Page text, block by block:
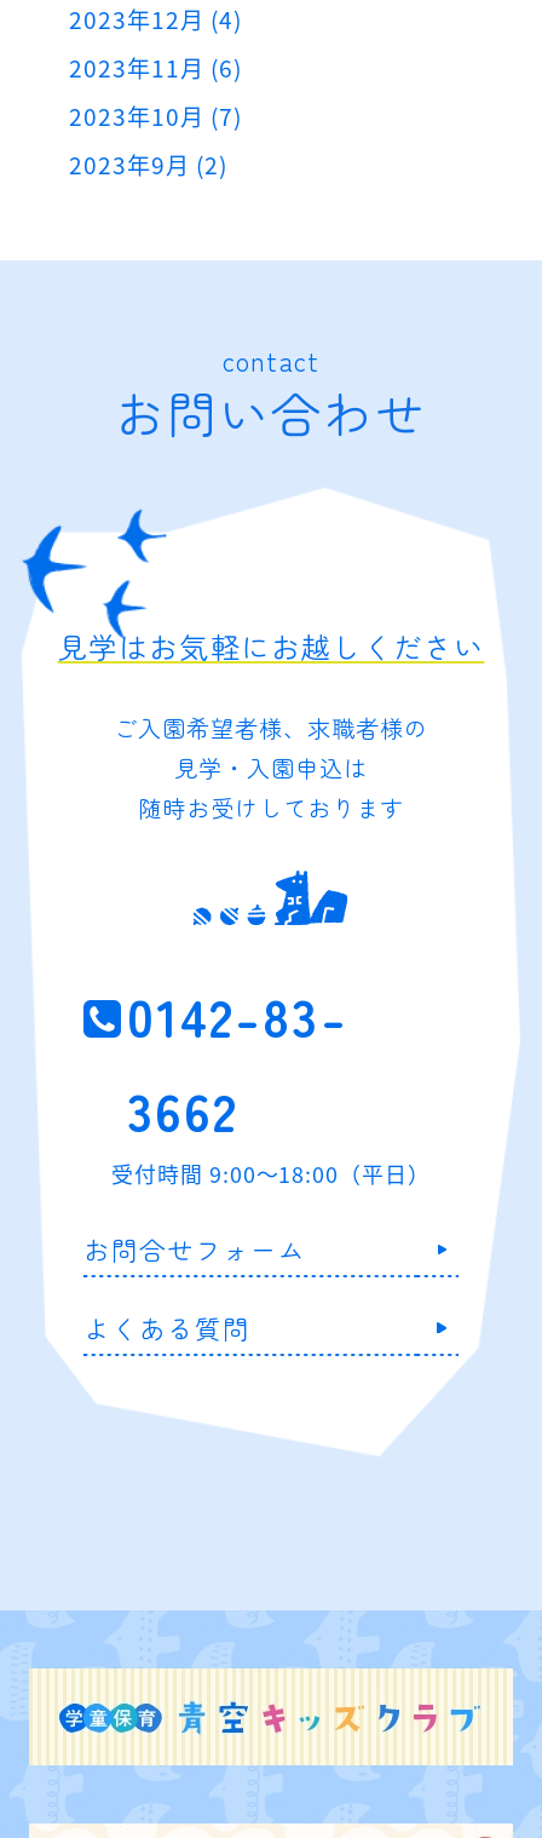
2023年12月 (4)
2023年11月 (6)
2023年10月 (7)
2023年9月 (2)
contact
お問い合わせ
見学はお気軽にお越しください
ご入園希望者様、求職者様の
見学・入園申込は
随時お受けしております
0142-83-
3662
受付時間 9:00～18:00（平日）
お問合せフォーム
よくある質問